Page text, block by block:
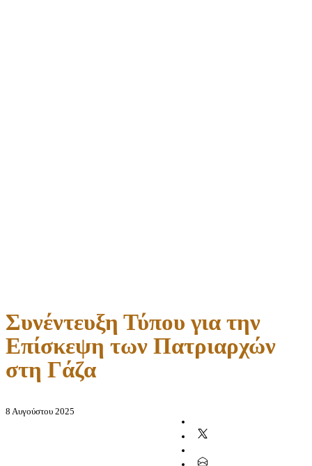
Συνέντευξη Τύπου για την
Επίσκεψη των Πατριαρχών
στη Γάζα
8 Αυγούστου 2025